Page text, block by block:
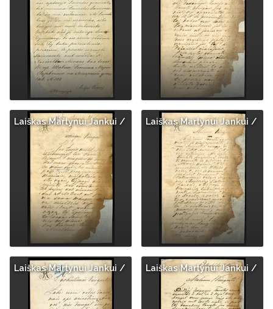
Laiškas Martynui Jankui / Laiškas Martynui Jankui /
Laiškas Martynui Jankui / Laiškas Martynui Jankui /